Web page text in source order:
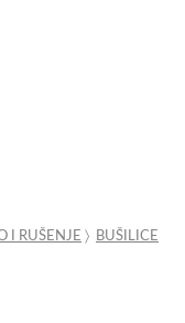
I RUŠENJE 〉
BUŠILICE